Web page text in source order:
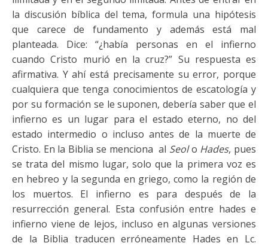
la discusión bíblica del tema, formula una hipótesis
que carece de fundamento y además está mal
planteada. Dice: “¿había personas en el infierno
cuando Cristo murió en la cruz?” Su respuesta es
afirmativa. Y ahí está precisamente su error, porque
cualquiera que tenga conocimientos de escatología y
por su formación se le suponen, debería saber que el
infierno es un lugar para el estado eterno, no del
estado intermedio o incluso antes de la muerte de
Cristo. En la Biblia se menciona al Seolo Hades, pues
se trata del mismo lugar, solo que la primera voz es
en hebreo y la segunda en griego, como la región de
los muertos. El infierno es para después de la
resurrección general. Esta confusión entre hades e
infierno viene de lejos, incluso en algunas versiones
de la Biblia traducen erróneamente Hades en Lc.